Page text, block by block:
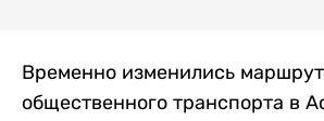
Временно изменились
общественного транспорта в